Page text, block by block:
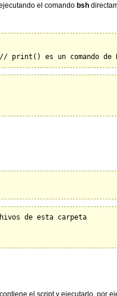
el comandobsh
de esta carpeta
el script y ejecutarlo, por